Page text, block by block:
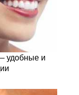
удобные и